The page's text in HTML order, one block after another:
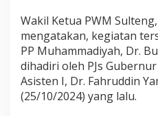
Wakil Ketua PWM
mengatakan, kegiatan
PP Muhammadiyah, Dr.
dihadiri oleh PJs
Asisten I, Dr. Fahruddin
(25/10/2024) yang lalu.